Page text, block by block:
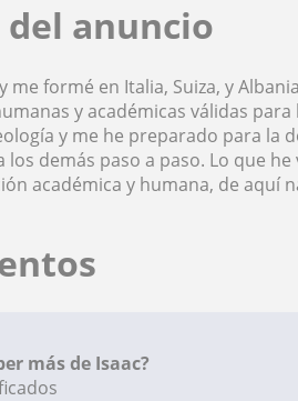
anuncio
me formé en Italia, Suiza, y
y académicas válidas para
y me he preparado para la
demás paso a paso. Lo que
académica y humana, de aquí
más de Isaac?